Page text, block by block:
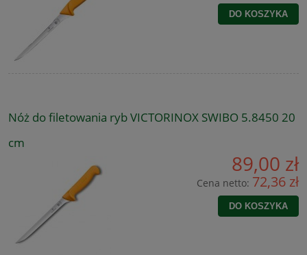
DO KOSZYKA
Nóż do filetowania ryb VICTORINOX SWIBO 5.8450 20
cm
89,00 zł
Cena netto: 72,36 zł
DO KOSZYKA